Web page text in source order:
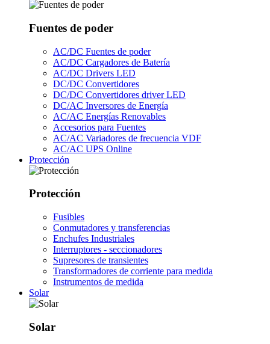
Fuentes de poder
AC/DC Fuentes de poder
AC/DC Cargadores de Batería
AC/DC Drivers LED
DC/DC Convertidores
DC/DC Convertidores driver LED
DC/AC Inversores de Energía
AC/AC Energías Renovables
Accesorios para Fuentes
AC/AC Variadores de frecuencia VDF
AC/AC UPS Online
Protección
Protección
Fusibles
Conmutadores y transferencias
Enchufes Industriales
Interruptores - seccionadores
Supresores de transientes
Transformadores de corriente para medida
Instrumentos de medida
Solar
Solar